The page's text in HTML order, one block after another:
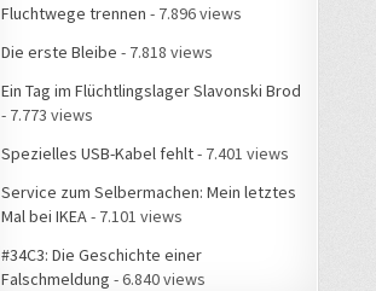
Fluchtwege trennen - 7.896 views
Die erste Bleibe - 7.818 views
Ein Tag im Flüchtlingslager Slavonski Brod
- 7.773 views
Spezielles USB-Kabel fehlt- 7.401 views
Service zum Selbermachen: Mein letztes
Mal bei IKEA - 7.101 views
#34C3: Die Geschichte einer
Falschmeldung - 6.840 views